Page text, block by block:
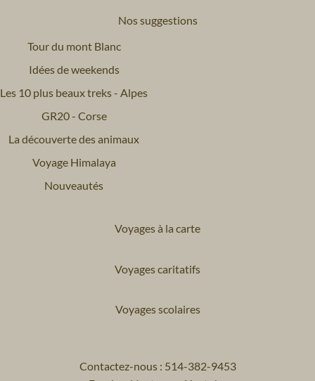
Nos suggestions
Tour du mont Blanc
Idées de weekends
Les 10 plus beaux treks - Alpes
GR20 - Corse
La découverte des animaux
Voyage Himalaya
Nouveautés
Voyages à la carte
Voyages caritatifs
Voyages scolaires
Contactez-nous : 514-382-9453